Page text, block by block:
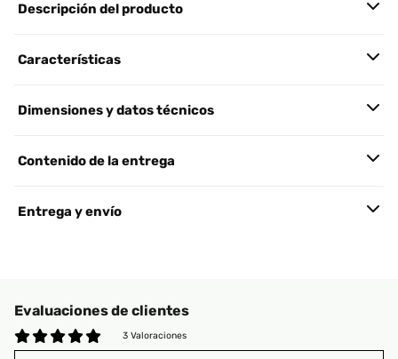
Descripción del producto
Características
Dimensiones y datos técnicos
Contenido de la entrega
Entrega y envío
Evaluaciones de clientes
3 Valoraciones